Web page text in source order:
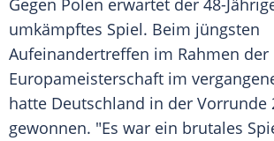
Gegen Polen erwartet der 48-
umkämpftes Spiel. Beim jüngsten
Aufeinandertreffen im Rahmen der
Europameisterschaft im
hatte Deutschland in der Vorrunde
gewonnen. "Es war ein brutales